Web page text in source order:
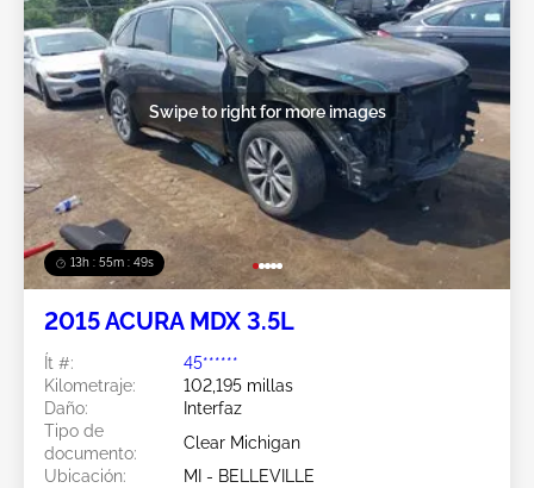
13h : 55m : 46s
Swipe to right for more images
2015 ACURA MDX 3.5L
Ít #:
45******
Kilometraje:
102,195 millas
Daño:
Interfaz
Tipo de
documento:
Clear Michigan
Ubicación:
MI - BELLEVILLE